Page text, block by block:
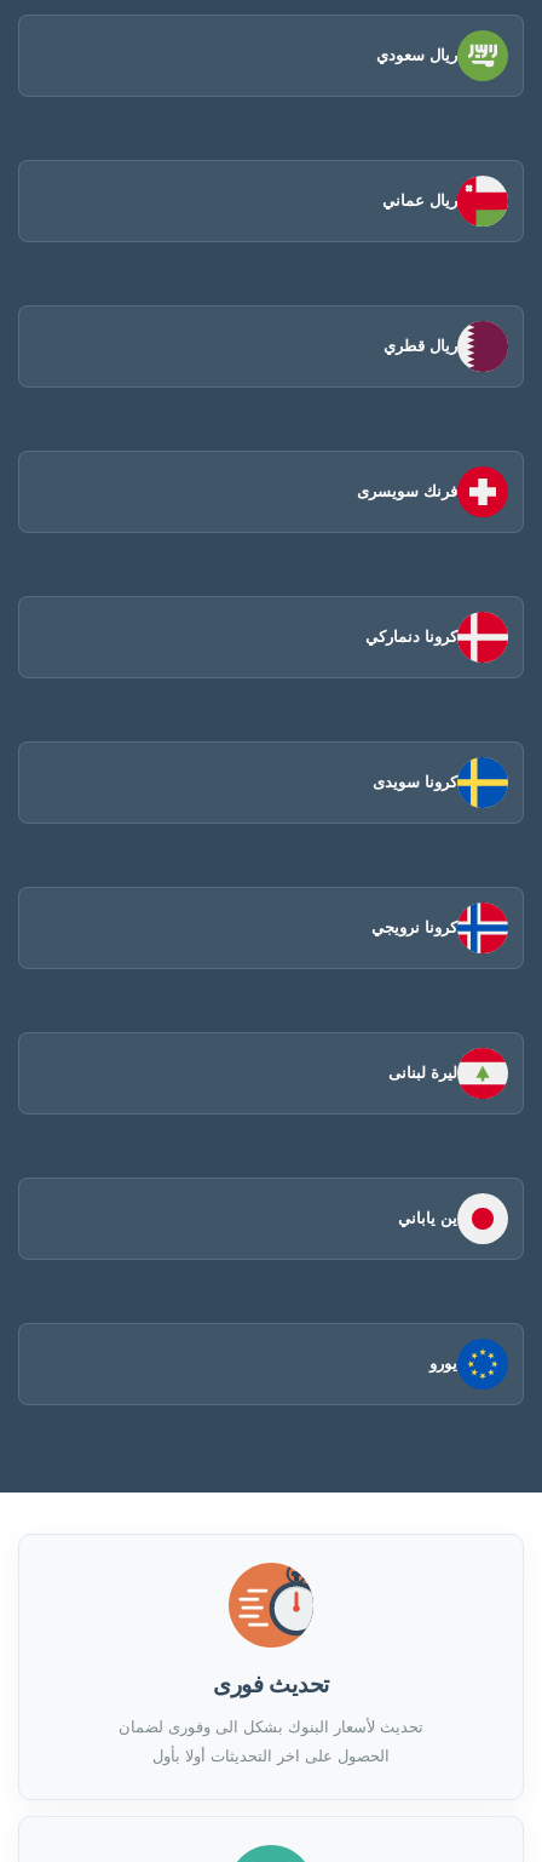
ريال سعودي
ريال عماني
ريال قطري
فرنك سويسرى
كرونا دنماركي
كرونا سويدى
كرونا نرويجي
ليرة لبنانى
ين ياباني
يورو
تحديث فورى
تحديث لأسعار البنوك بشكل الى وفورى لضمان
الحصول على اخر التحديثات أولا بأول